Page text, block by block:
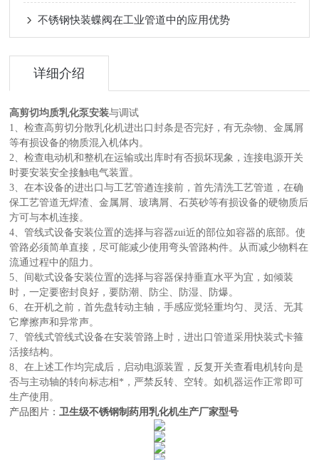
不锈钢快装蝶阀在工业管道中的应用优势
详细介绍
高剪切均质乳化泵安装与调试
1、检查高剪切分散乳化机进出口封条是否完好，有无杂物、金属屑
等有损设备的物质混入机体内。
2、检查电动机和整机在运输或出库时有否损坏现象，连接电源开关
时要安装安全接触电气装置。
3、在本设备的进出口与工艺管遒连接前，首先清洗工艺管道，在确
保工艺管道无焊渣、金属屑、玻璃屑、石英砂等有损设备的硬物质后
方可与本机连接。
4、管线式设备安装位置的选择与容器zui近的部位如容器的底部。使
管路必须简单直接，尽可能减少使用弯头管路构件。从而减少物料在
流通过程中的阻力。
5、间歇式设备安装位置的选择与容器保持垂直水平为宜，如倾装
时，一定要密封良好，要防潮、防尘、防湿、防爆。
6、在开机之前，首先盘转动主轴，手感应觉轻重均匀、灵活、无其
它摩擦声和异常声。
7、管线式管线式设备在安装管路上时，进出口管道采用快装式卡箍
活接结构。
8、在上述工作均完成后，启动电源装置，反复开关查看电机转向是
否与主动轴的转向标志相*，严禁反转、空转。如机器运作正常即可
生产使用。
产品图片： 卫生级不锈钢制药用乳化机生产厂家型号